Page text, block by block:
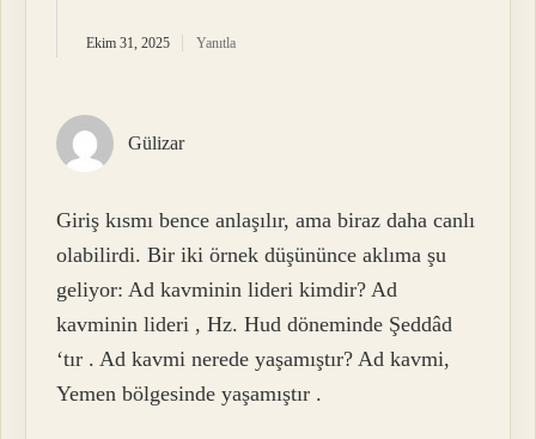
Ekim 31, 2025 Yanıtla
Gülizar
Giriş kısmı bence anlaşılır, ama biraz daha canlı
olabilirdi. Bir iki örnek düşününce aklıma şu
geliyor: Ad kavminin lideri kimdir? Ad
kavminin lideri , Hz. Hud döneminde Şeddâd
‘tır . Ad kavmi nerede yaşamıştır? Ad kavmi,
Yemen bölgesinde yaşamıştır .